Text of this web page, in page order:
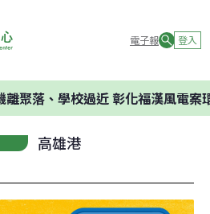
電子報 登入
落、學校過近 彰化福漢風電案環委
高雄港